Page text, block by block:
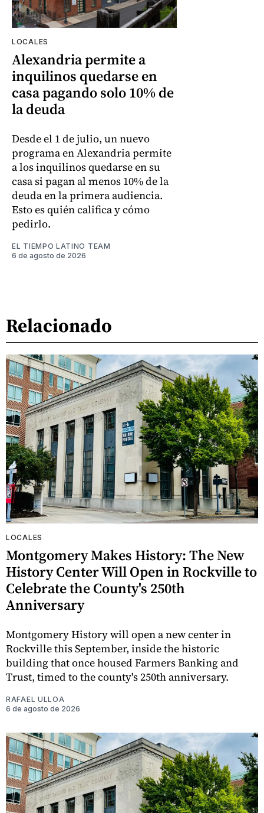
LOCALES
Alexandria permite a
inquilinos quedarse en
casa pagando solo 10% de
la deuda
Desde el 1 de julio, un nuevo
programa en Alexandria permite
a los inquilinos quedarse en su
casa si pagan al menos 10% de la
deuda en la primera audiencia.
Esto es quién califica y cómo
pedirlo.
EL TIEMPO LATINO TEAM
6 de agosto de 2026
Relacionado
LOCALES
Montgomery Makes History: The New
History Center Will Open in Rockville to
Celebrate the County's 250th
Anniversary
Montgomery History will open a new center in
Rockville this September, inside the historic
building that once housed Farmers Banking and
Trust, timed to the county's 250th anniversary.
RAFAEL ULLOA
6 de agosto de 2026